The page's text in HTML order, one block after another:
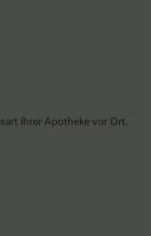
Ihrer Apotheke vor Ort.